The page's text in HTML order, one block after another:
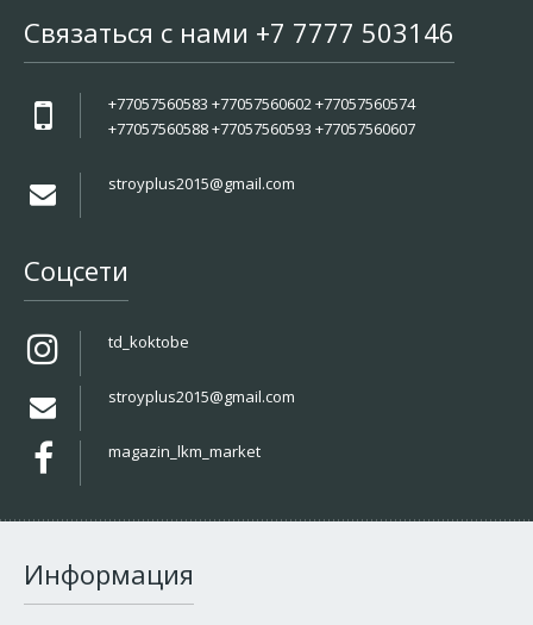
Связаться с нами +7 7777 503146
+77057560583 +77057560602 +77057560574
+77057560588 +77057560593 +77057560607
stroyplus2015@gmail.com
Соцсети
td_koktobe
stroyplus2015@gmail.com
magazin_lkm_market
Информация